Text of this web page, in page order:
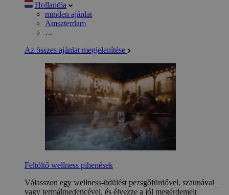
Hollandia
minden ajánlat
Amszterdam
…
Az összes ajánlat megjelenítése
Feltöltő wellness pihenések
Válasszon egy wellness-üdülést pezsgőfürdővel, szaunával
vagy termálmedencével, és élvezze a jól megérdemelt